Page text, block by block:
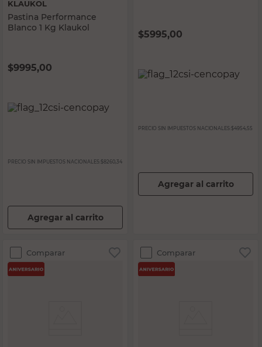
KLAUKOL
Pastina Performance
Blanco 1 Kg Klaukol
$9995,00
PRECIO SIN IMPUESTOS NACIONALES: $8260,34
Agregar al carrito
$5995,00
PRECIO SIN IMPUESTOS NACIONALES: $4954,55
Agregar al carrito
Comparar Comparar